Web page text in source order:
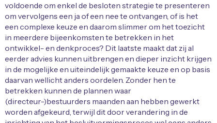
voldoende om enkel de besloten strategie te presenteren
om vervolgens een ja of een nee te ontvangen, of is het
een complexe keuze en daarom slimmer om het toezicht
in meerdere bijeenkomsten te betrekken in het
ontwikkel- en denkproces? Dit laatste maakt dat zij al
eerder advies kunnen uitbrengen en dieper inzicht krijgen
in de mogelijke en uiteindelijk gemaakte keuze en op basis
daarvan wellicht anders oordelen. Zonder hen te
betrekken kunnen de plannen waar
(directeur-)bestuurders maanden aan hebben gewerkt
worden afgekeurd, terwijl dit door verandering in de